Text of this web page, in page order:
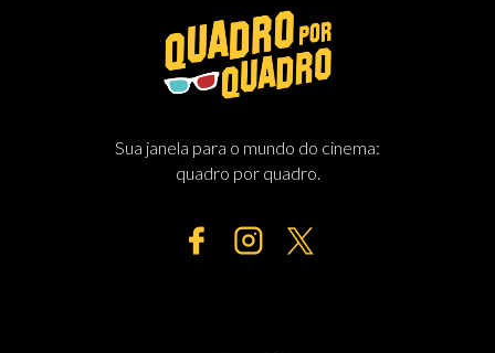
Sua janela para o mundo do cinema:
quadro por quadro.